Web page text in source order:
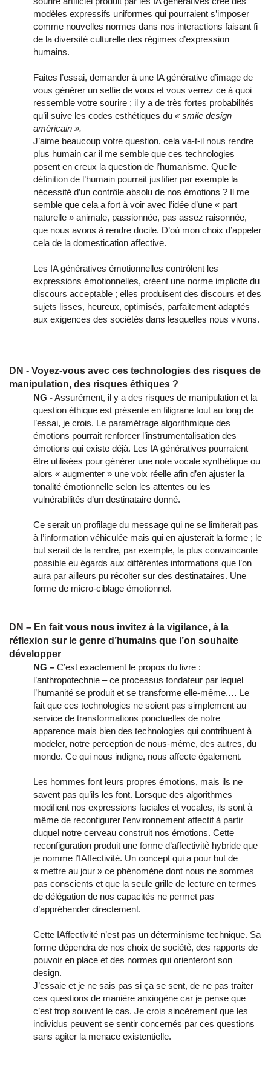
modèles expressifs uniformes qui pourraient s’imposer
comme nouvelles normes dans nos interactions faisant fi
de la diversité culturelle des régimes d’expression
humains.
Faites l’essai, demander à une IA générative d’image de
vous générer un selfie de vous et vous verrez ce à quoi
ressemble votre sourire ; il y a de très fortes probabilités
qu’il suive les codes esthétiques du « smile design
américain ».
J’aime beaucoup votre question, cela va-t-il nous rendre
plus humain car il me semble que ces technologies
posent en creux la question de l’humanisme. Quelle
définition de l’humain pourrait justifier par exemple la
nécessité d’un contrôle absolu de nos émotions ? Il me
semble que cela a fort à voir avec l’idée d’une « part
naturelle » animale, passionnée, pas assez raisonnée,
que nous avons à rendre docile. D’où mon choix d’appeler
cela de la domestication affective.
Les IA génératives émotionnelles contrôlent les
expressions émotionnelles, créent une norme implicite du
discours acceptable ; elles produisent des discours et des
sujets lisses, heureux, optimisés, parfaitement adaptés
aux exigences des sociétés dans lesquelles nous vivons.
DN - Voyez-vous avec ces technologies des risques de
manipulation, des risques éthiques ?
NG -Assurément, il y a des risques de manipulation et la
question éthique est présente en filigrane tout au long de
l’essai, je crois. Le paramétrage algorithmique des
émotions pourrait renforcer l’instrumentalisation des
émotions qui existe déjà. Les IA génératives pourraient
être utilisées pour générer une note vocale synthétique ou
alors « augmenter » une voix réelle afin d’en ajuster la
tonalité émotionnelle selon les attentes ou les
vulnérabilités d’un destinataire donné.
Ce serait un profilage du message qui ne se limiterait pas
à l’information véhiculée mais qui en ajusterait la forme ; le
but serait de la rendre, par exemple, la plus convaincante
possible eu égards aux différentes informations que l’on
aura par ailleurs pu récolter sur des destinataires. Une
forme de micro-ciblage émotionnel.
DN – En fait vous nous invitez à la vigilance, à la
réflexion sur le genre d’humains que l’on souhaite
développer
NG – C’est exactement le propos du livre :
l’anthropotechnie – ce processus fondateur par lequel
l’humanité se produit et se transforme elle-même.… Le
fait que ces technologies ne soient pas simplement au
service de transformations ponctuelles de notre
apparence mais bien des technologies qui contribuent à
modeler, notre perception de nous-même, des autres, du
monde. Ce qui nous indigne, nous affecte également.
Les hommes font leurs propres émotions, mais ils ne
savent pas qu’ils les font. Lorsque des algorithmes
modifient nos expressions faciales et vocales, ils sont à̀
même de reconfigurer l’environnement affectif à partir
duquel notre cerveau construit nos émotions. Cette
reconfiguration produit une forme d’affectivité́ hybride que
je nomme l’IAffectivité. Un concept qui a pour but de
« mettre au jour » ce phénomène dont nous ne sommes
pas conscients et que la seule grille de lecture en termes
de délégation de nos capacités ne permet pas
d’appréhender directement.
Cette IAffectivité n’est pas un déterminisme technique. Sa
forme dépendra de nos choix de société́, des rapports de
pouvoir en place et des normes qui orienteront son
design.
J’essaie et je ne sais pas si ça se sent, de ne pas traiter
ces questions de manière anxiogène car je pense que
c’est trop souvent le cas. Je crois sincèrement que les
individus peuvent se sentir concernés par ces questions
sans agiter la menace existentielle.